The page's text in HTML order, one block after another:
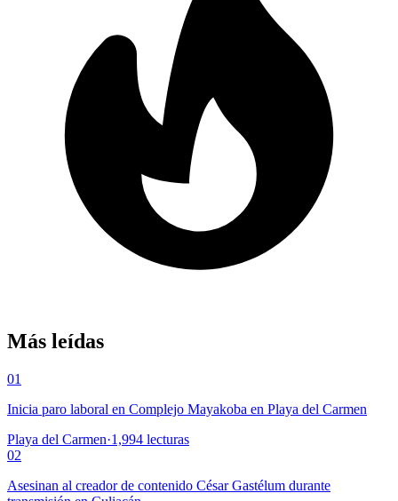
Más leídas
01
Inicia paro laboral en Complejo Mayakoba en Playa del Carmen
Playa del Carmen·1,994 lecturas
02
Asesinan al creador de contenido César Gastélum durante